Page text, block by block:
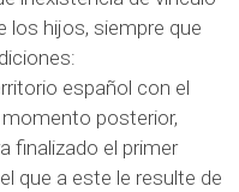
los hijos, siempre que
español con el
posterior,
finalizado el primer
que a este le resulte de